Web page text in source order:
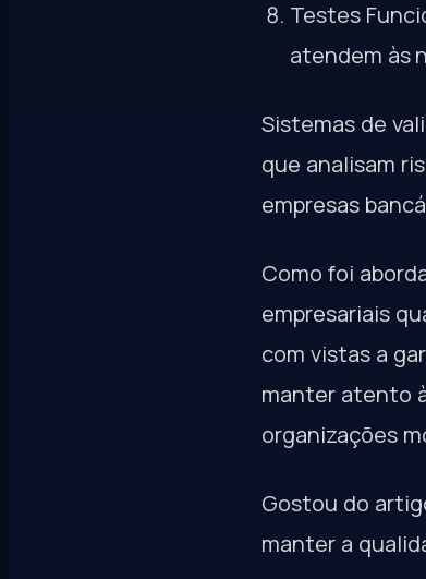
Testes
atendem às
Sistemas de
que analisam
empresas
Como foi
empresariais
com vistas a
manter atento
organizações
Gostou do
manter a